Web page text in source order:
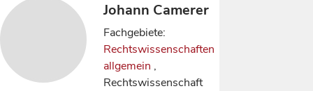
Johann Camerer
Fachgebiete:
Rechtswissenschaften
allgemein ,
Rechtswissenschaft